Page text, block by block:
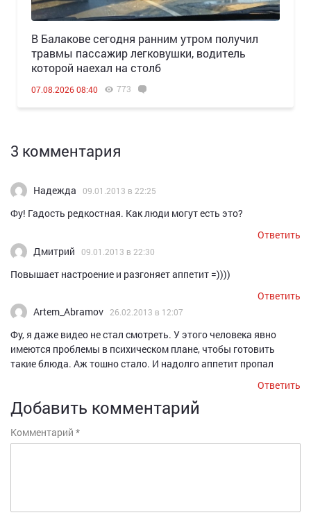
В Балакове сегодня ранним утром получил
травмы пассажир легковушки, водитель
которой наехал на столб
07.08.2026 08:40 773
3 комментария
Надежда 09.01.2013 в 22:25
Фу! Гадость редкостная. Как люди могут есть это?
Ответить
Дмитрий
09.01.2013 в 22:30
Повышает настроение и разгоняет аппетит =))))
Ответить
Artem_Abramov
26.02.2013 в 12:07
Фу, я даже видео не стал смотреть. У этого человека явно
имеются проблемы в психическом плане, чтобы готовить
такие блюда. Аж тошно стало. И надолго аппетит пропал
Ответить
Добавить комментарий
Комментарий *